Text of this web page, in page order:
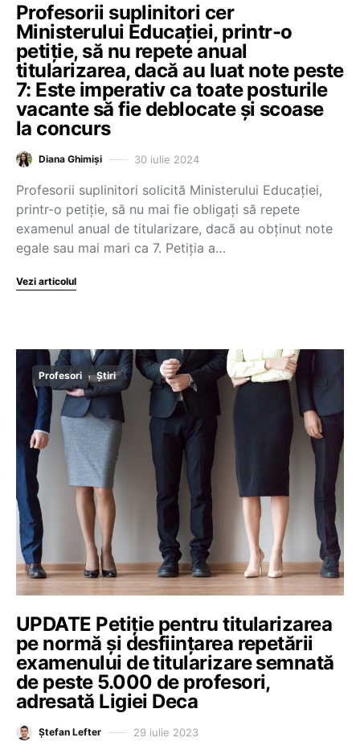
Profesorii suplinitori cer
Ministerului Educației, printr-o
petiție, să nu repete anual
titularizarea, dacă au luat note peste
7: Este imperativ ca toate posturile
vacante să fie deblocate și scoase
la concurs
Diana Ghimiși 30 iulie 2024
Profesorii suplinitori solicită Ministerului Educației,
printr-o petiție, să nu mai fie obligați să repete
examenul anual de titularizare, dacă au obținut note
egale sau mai mari ca 7. Petiția a…
Vezi articolul
Profesori Știri
UPDATE Petiție pentru titularizarea
pe normă și desființarea repetării
examenului de titularizare semnată
de peste 5.000 de profesori,
adresată Ligiei Deca
Ștefan Lefter 29 iulie 2023